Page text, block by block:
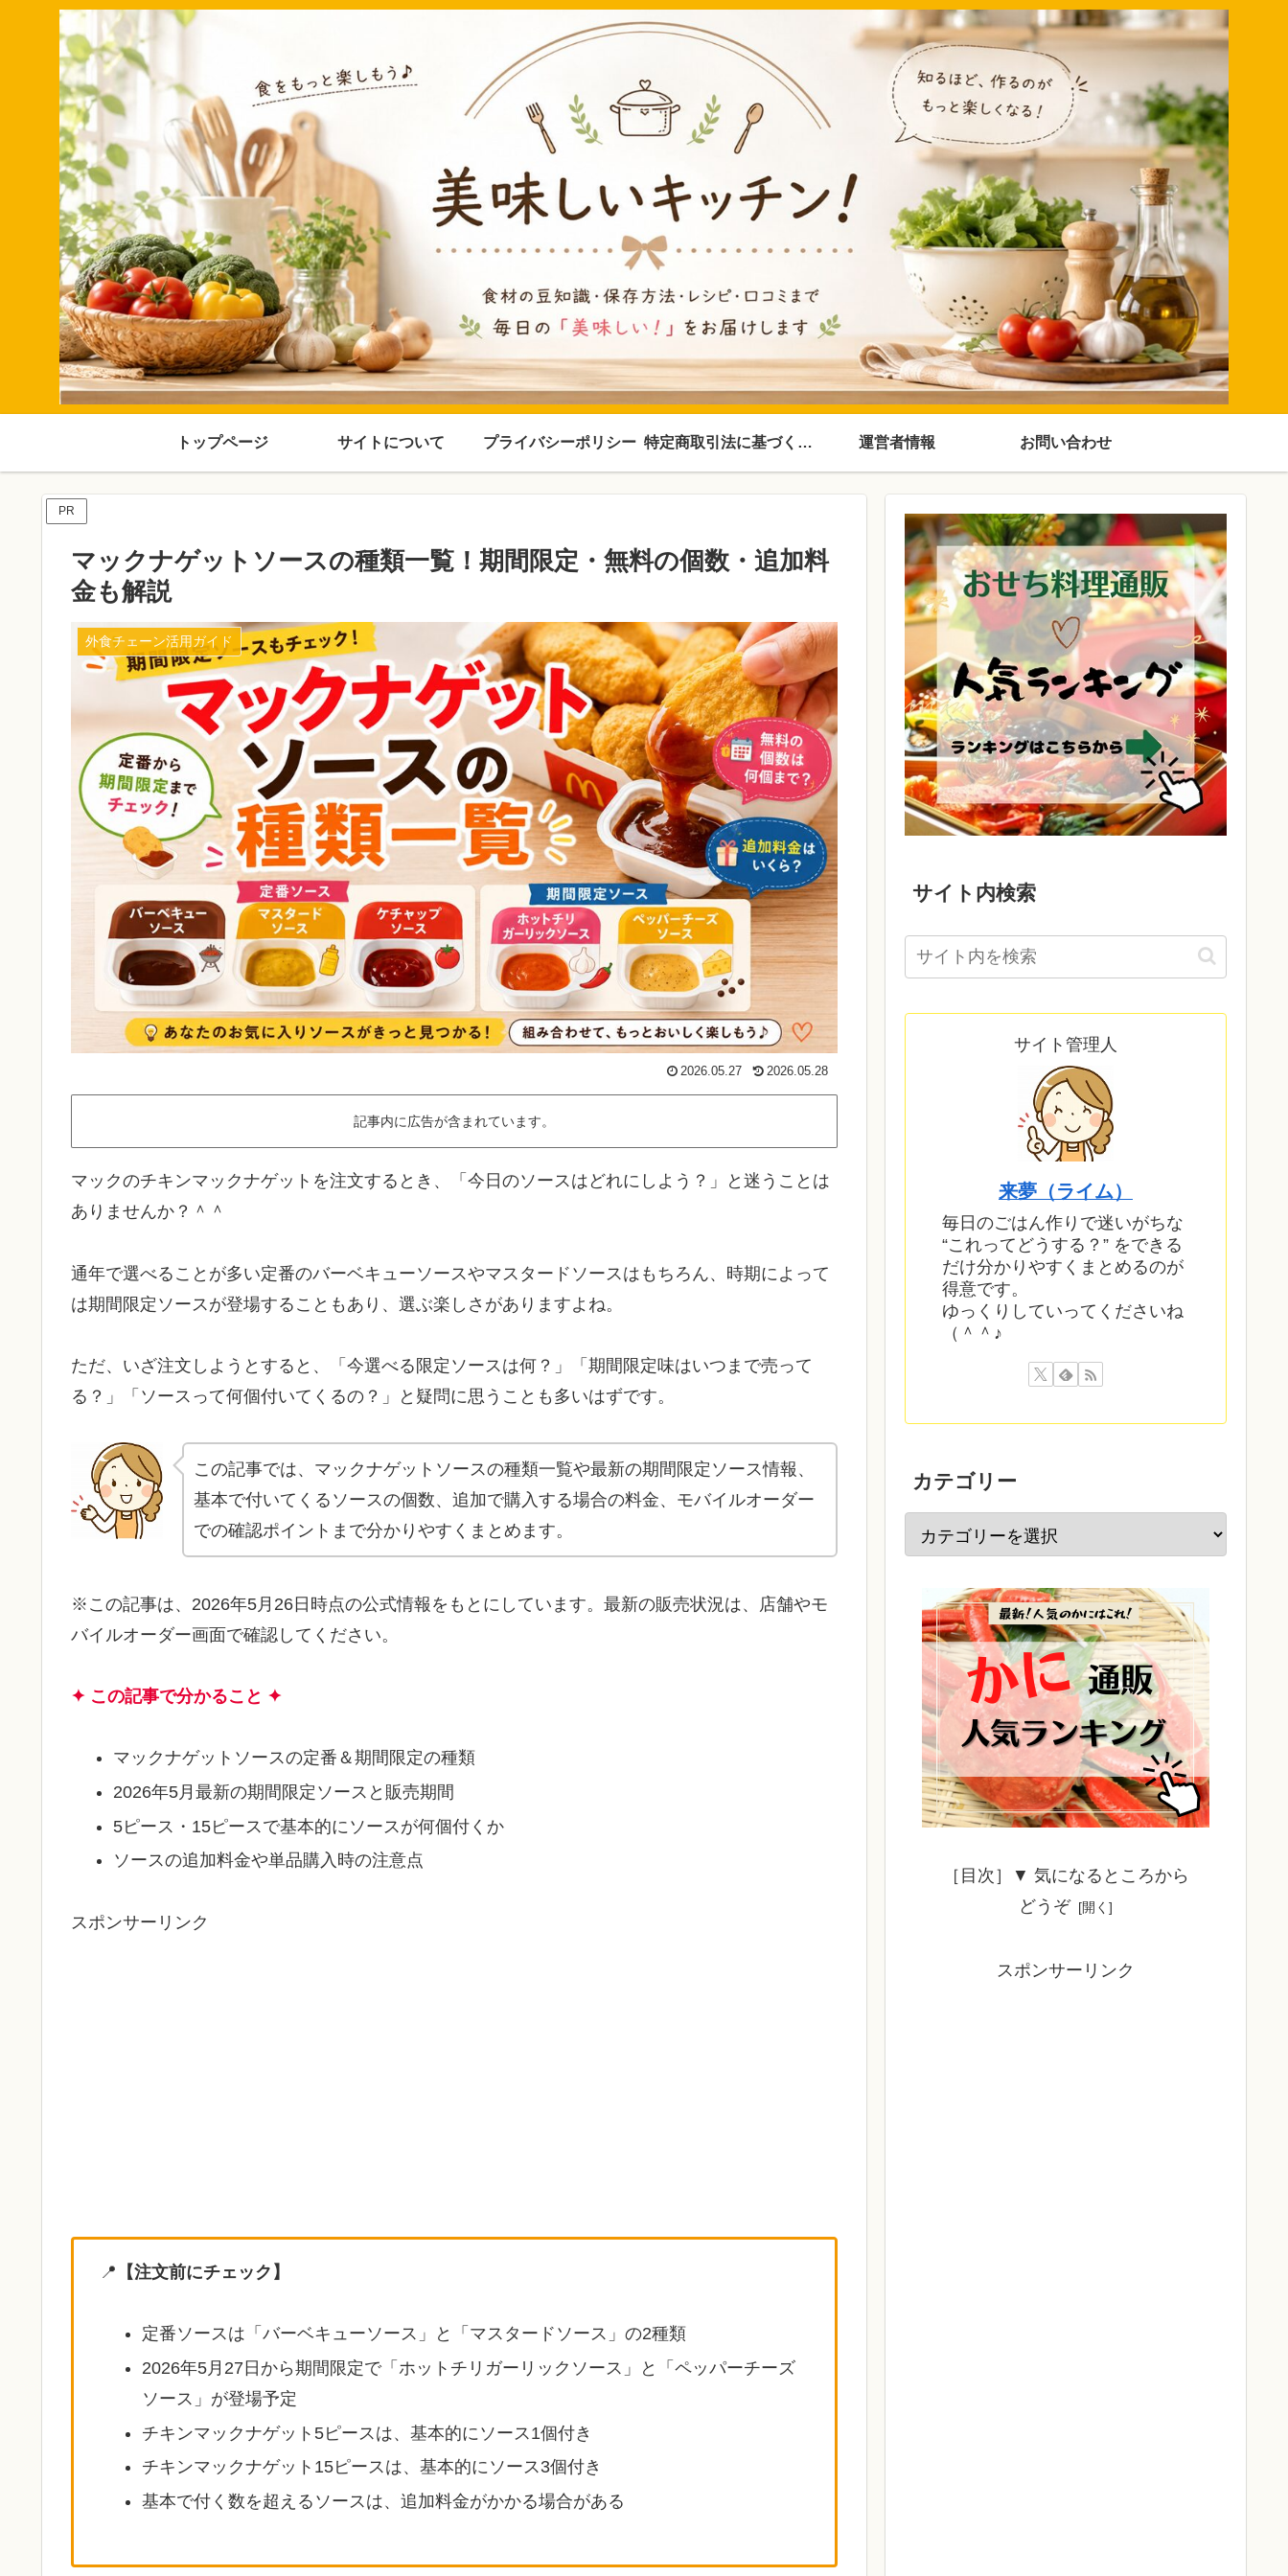
トップページ サイトについて プライバシーポリシー 特定商取引法に基づく表記 運営者情報 お問い合わせ
PR
マックナゲットソースの種類一覧！期間限定・無料の個数・追加料
金も解説
外食チェーン活用ガイド
2026.05.27 2026.05.28
記事内に広告が含まれています。
マックのチキンマックナゲットを注文するとき、「今日のソースはどれにしよう？」と迷うことは
ありませんか？＾＾
通年で選べることが多い定番のバーベキューソースやマスタードソースはもちろん、時期によって
は期間限定ソースが登場することもあり、選ぶ楽しさがありますよね。
ただ、いざ注文しようとすると、「今選べる限定ソースは何？」「期間限定味はいつまで売って
る？」「ソースって何個付いてくるの？」と疑問に思うことも多いはずです。
この記事では、マックナゲットソースの種類一覧や最新の期間限定ソース情報、
基本で付いてくるソースの個数、追加で購入する場合の料金、モバイルオーダー
での確認ポイントまで分かりやすくまとめます。
※この記事は、2026年5月26日時点の公式情報をもとにしています。最新の販売状況は、店舗やモ
バイルオーダー画面で確認してください。
✦ この記事で分かること ✦
マックナゲットソースの定番＆期間限定の種類
2026年5月最新の期間限定ソースと販売期間
5ピース・15ピースで基本的にソースが何個付くか
ソースの追加料金や単品購入時の注意点
スポンサーリンク
📍 【注文前にチェック】
定番ソースは「バーベキューソース」と「マスタードソース」の2種類
2026年5月27日から期間限定で「ホットチリガーリックソース」と「ペッパーチーズ
ソース」が登場予定
チキンマックナゲット5ピースは、基本的にソース1個付き
チキンマックナゲット15ピースは、基本的にソース3個付き
基本で付く数を超えるソースは、追加料金がかかる場合がある
サイト内検索
サイト管理人
来夢（ライム）
毎日のごはん作りで迷いがちな
“これってどうする？” をできる
だけ分かりやすくまとめるのが
得意です。
ゆっくりしていってくださいね
（＾＾♪
カテゴリー
［目次］▼ 気になるところから
どうぞ
スポンサーリンク